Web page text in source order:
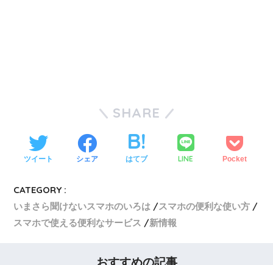
SHARE
ツイート シェア はてブ LINE Pocket
CATEGORY :
いまさら聞けないスマホのいろは
スマホの便利な使い方
スマホで使える便利なサービス
新情報